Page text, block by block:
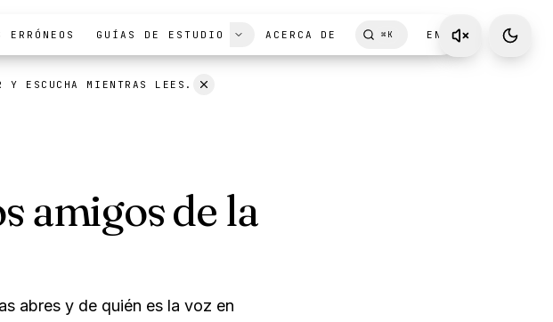
ERRÓNEOS GUÍAS DE ESTUDIO ACERCA DE ⌘ K EN
amigos de la
abres y de quién es la voz en